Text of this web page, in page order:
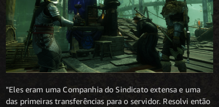
"Eles eram uma Companhia do Sindicato extensa e uma
das primeiras transferências para o servidor. Resolvi então